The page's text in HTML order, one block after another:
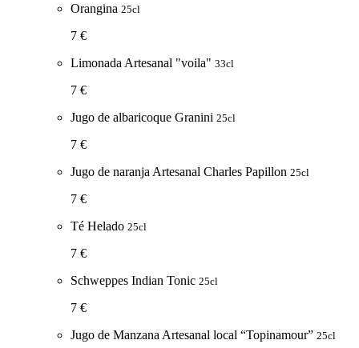
Orangina 25cl
7 €
Limonada Artesanal "voila" 33cl
7 €
Jugo de albaricoque Granini 25cl
7 €
Jugo de naranja Artesanal Charles Papillon 25cl
7 €
Té Helado 25cl
7 €
Schweppes Indian Tonic 25cl
7 €
Jugo de Manzana Artesanal local “Topinamour” 25cl